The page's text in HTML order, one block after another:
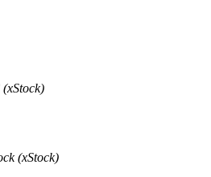
thụ động
(xStock)